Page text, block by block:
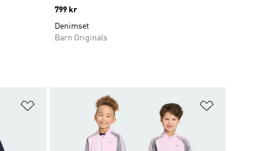
Price
799 kr
Denimset
Barn Originals
Lägg till på önskelistan